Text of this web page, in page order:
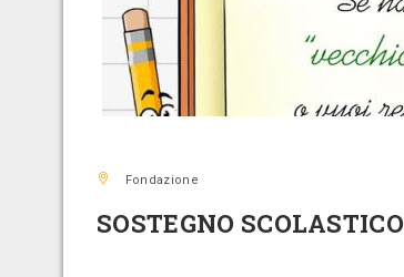
Fondazione
SOSTEGNO